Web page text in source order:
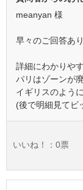
meanyan 様
早々のご回答あ
詳細にわかりや
パリはゾーンが
イギリスのよう
(後で明細見てビ
いいね！： 0票